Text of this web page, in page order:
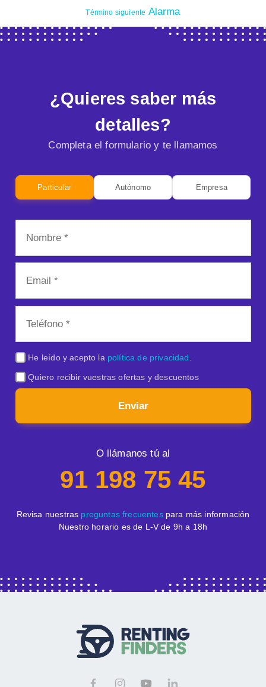
Término siguiente Alarma
¿Quieres saber más
detalles?
Completa el formulario y te llamamos
Particular Autónomo Empresa
He leído y acepto la política de privacidad
Quiero recibir vuestras ofertas y descuentos
Enviar
O llámanos tú al
91 198 75 45
Revisa nuestras preguntas frecuentespara más información
Nuestro horario es de L-V de 9h a 18h